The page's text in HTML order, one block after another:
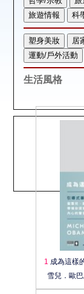
生活風格
1 成為這樣
雪兒．歐